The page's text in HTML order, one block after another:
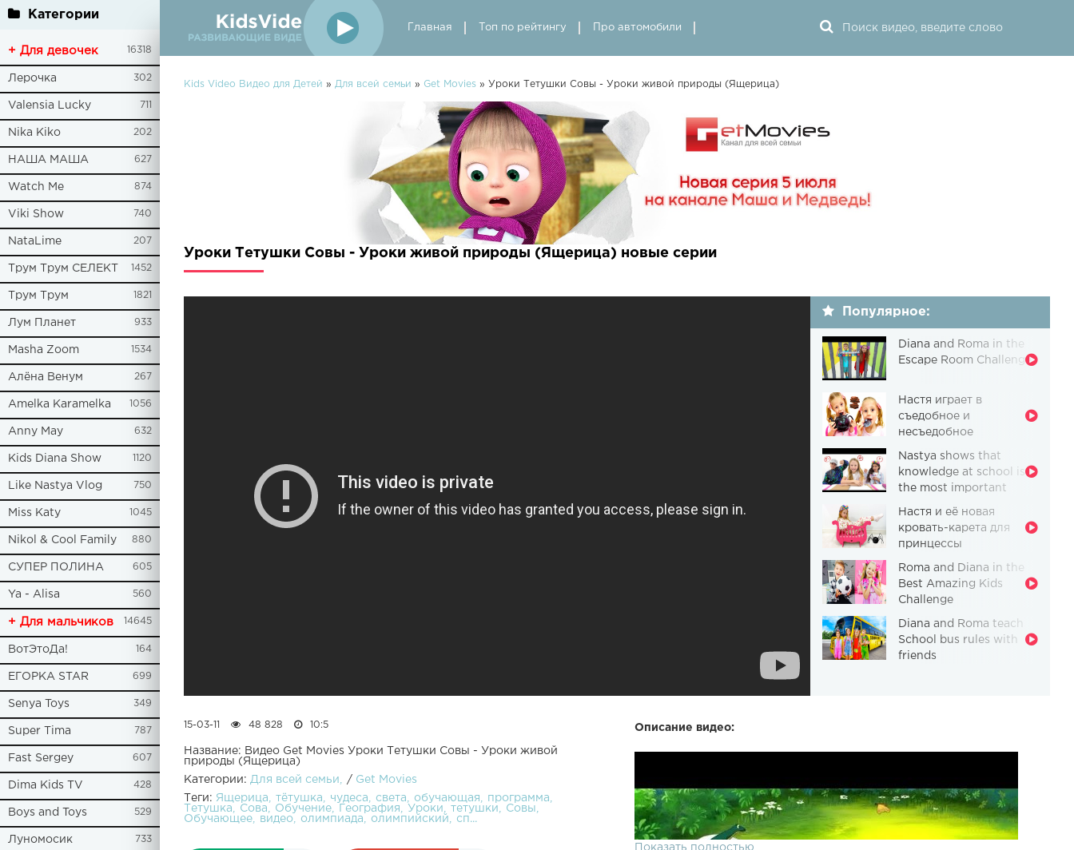
Категории
+ Для девочек 16318
Лерочка 302
Valensia Lucky 711
Nika Kiko 202
НАША МАША 627
Watch Me 874
Viki Show 740
NataLime 207
Трум Трум СЕЛЕКТ 1452
Трум Трум 1821
Лум Планет 933
Masha Zoom 1534
Алёна Венум 267
Amelka Karamelka 1056
Anny May 632
Kids Diana Show 1120
Like Nastya Vlog 750
Miss Katy 1045
Nikol & Cool Family 880
СУПЕР ПОЛИНА 605
Ya - Alisa 560
+ Для мальчиков 14645
ВотЭтоДа! 164
ЕГОРКА STAR 699
Senya Toys 349
Super Tima 787
Fast Sergey 607
Dima Kids TV 428
Boys and Toys 529
Луномосик 733
Главная Топ по рейтингу Про автомобили
Kids Video Видео для Детей » Для всей семьи » Get Movies » Уроки Тетушки Совы - Уроки живой природы (Ящерица)
Уроки Тетушки Совы - Уроки живой природы (Ящерица) новые серии
Популярное:
Diana and Roma in the
Escape Room Challenge
Настя играет в
съедобное и
несъедобное
Nastya shows that
knowledge at school is
the most important
Настя и её новая
кровать-карета для
принцессы
Roma and Diana in the
Best Amazing Kids
Challenge
Diana and Roma teach
School bus rules with
friends
Описание видео:
Показать полностью
15-03-11 48 828 10:5
Название: Видео Get Movies Уроки Тетушки Совы - Уроки живой
природы (Ящерица)
Категории: Для всей семьи / Get Movies
Теги: Ящерица тётушка чудеса света обучающая
программа
Тетушка
Сова Обучение География Уроки тетушки
Совы
Обучающее
видео олимпиада олимпийский сп...